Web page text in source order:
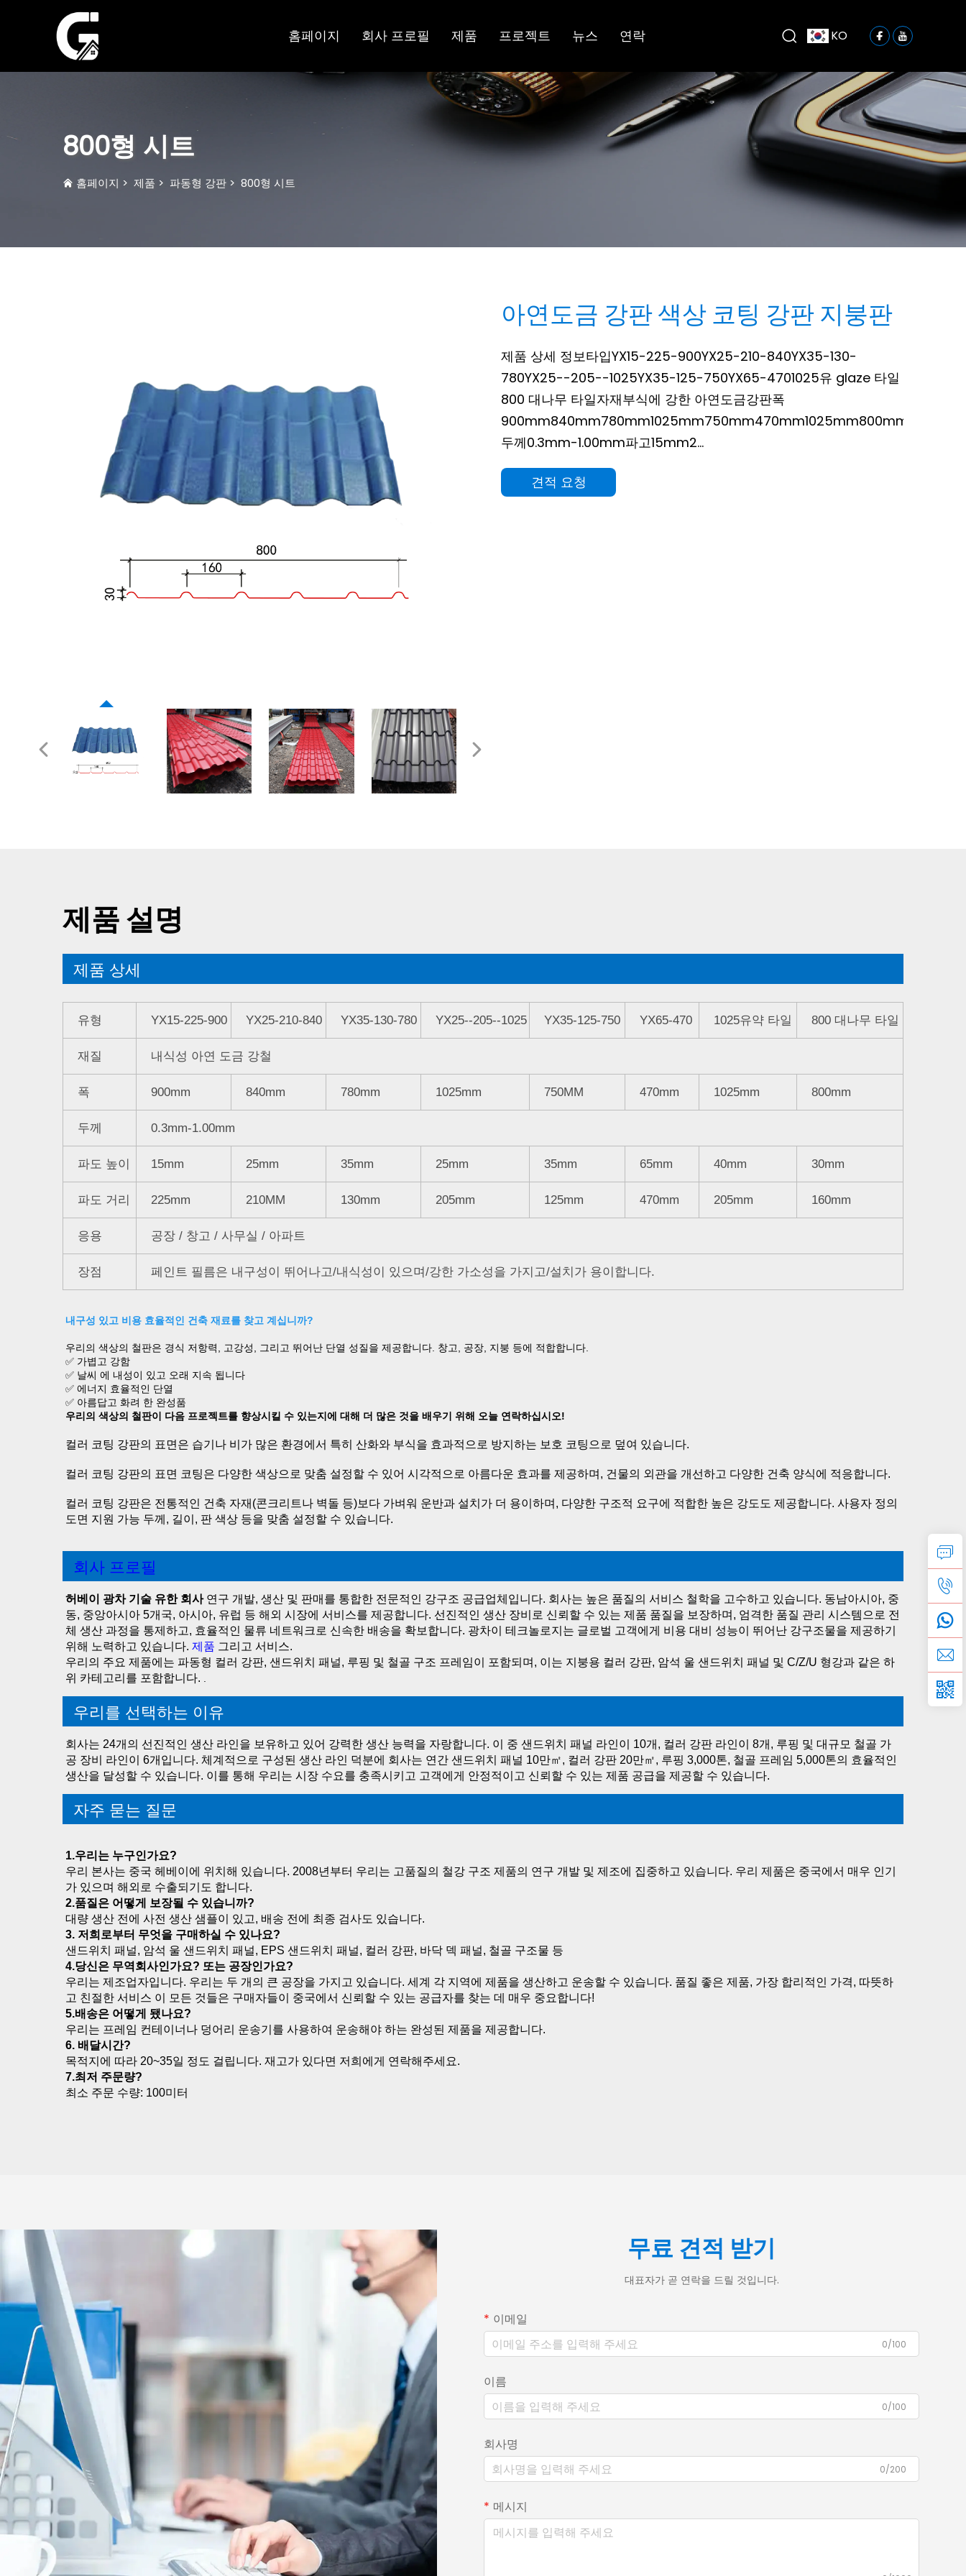
홈페이지 회사 프로필 제품 프로젝트 뉴스 연락 KO
800형 시트
홈페이지 > 제품 > 파동형 강판 > 800형 시트
아연도금 강판 색상 코팅 강판 지붕판
제품 상세 정보타입YX15-225-900YX25-210-840YX35-130-
780YX25--205--1025YX35-125-750YX65-4701025유 glaze 타일
800 대나무 타일자재부식에 강한 아연도금강판폭
900mm840mm780mm1025mm750mm470mm1025mm800mm
두께0.3mm-1.00mm파고15mm2...
견적 요청
제품 설명
제품 상세
유형 YX15-225-900 YX25-210-840 YX35-130-780 YX25--205--1025 YX35-125-750 YX65-470 1025유약 타일 800 대나무 타일
재질 내식성 아연 도금 강철
폭 900mm 840mm 780mm 1025mm 750MM 470mm 1025mm 800mm
두께 0.3mm-1.00mm
파도 높이 15mm 25mm 35mm 25mm 35mm 65mm 40mm 30mm
파도 거리 225mm 210MM 130mm 205mm 125mm 470mm 205mm 160mm
응용 공장 / 창고 / 사무실 / 아파트
장점 페인트 필름은 내구성이 뛰어나고/내식성이 있으며/강한 가소성을 가지고/설치가 용이합니다.
내구성 있고 비용 효율적인 건축 재료를 찾고 계십니까?
우리의 색상의 철판은 경식 저항력, 고강성, 그리고 뛰어난 단열 성질을 제공합니다. 창고, 공장, 지붕 등에 적합합니다.
✅ 가볍고 강함
✅ 날씨 에 내성이 있고 오래 지속 됩니다
✅ 에너지 효율적인 단열
✅ 아름답고 화려 한 완성품
우리의 색상의 철판이 다음 프로젝트를 향상시킬 수 있는지에 대해 더 많은 것을 배우기 위해 오늘 연락하십시오!
컬러 코팅 강판의 표면은 습기나 비가 많은 환경에서 특히 산화와 부식을 효과적으로 방지하는 보호 코팅으로 덮여 있습니다.
컬러 코팅 강판의 표면 코팅은 다양한 색상으로 맞춤 설정할 수 있어 시각적으로 아름다운 효과를 제공하며, 건물의 외관을 개선하고 다양한 건축 양식에 적응합니다.
컬러 코팅 강판은 전통적인 건축 자재(콘크리트나 벽돌 등)보다 가벼워 운반과 설치가 더 용이하며, 다양한 구조적 요구에 적합한 높은 강도도 제공합니다. 사용자 정의
도면 지원 가능 두께, 길이, 판 색상 등을 맞춤 설정할 수 있습니다.
회사 프로필
허베이 광차 기술 유한 회사 연구 개발, 생산 및 판매를 통합한 전문적인 강구조 공급업체입니다. 회사는 높은 품질의 서비스 철학을 고수하고 있습니다. 동남아시아, 중
동, 중앙아시아 5개국, 아시아, 유럽 등 해외 시장에 서비스를 제공합니다. 선진적인 생산 장비로 신뢰할 수 있는 제품 품질을 보장하며, 엄격한 품질 관리 시스템으로 전
체 생산 과정을 통제하고, 효율적인 물류 네트워크로 신속한 배송을 확보합니다. 광차이 테크놀로지는 글로벌 고객에게 비용 대비 성능이 뛰어난 강구조물을 제공하기
위해 노력하고 있습니다. 제품 그리고 서비스.
우리의 주요 제품에는 파동형 컬러 강판, 샌드위치 패널, 루핑 및 철골 구조 프레임이 포함되며, 이는 지붕용 컬러 강판, 암석 울 샌드위치 패널 및 C/Z/U 형강과 같은 하
위 카테고리를 포함합니다.
우리를 선택하는 이유
회사는 24개의 선진적인 생산 라인을 보유하고 있어 강력한 생산 능력을 자랑합니다. 이 중 샌드위치 패널 라인이 10개, 컬러 강판 라인이 8개, 루핑 및 대규모 철골 가
공 장비 라인이 6개입니다. 체계적으로 구성된 생산 라인 덕분에 회사는 연간 샌드위치 패널 10만㎡, 컬러 강판 20만㎡, 루핑 3,000톤, 철골 프레임 5,000톤의 효율적인
생산을 달성할 수 있습니다. 이를 통해 우리는 시장 수요를 충족시키고 고객에게 안정적이고 신뢰할 수 있는 제품 공급을 제공할 수 있습니다.
자주 묻는 질문
1.우리는 누구인가요?
우리 본사는 중국 헤베이에 위치해 있습니다. 2008년부터 우리는 고품질의 철강 구조 제품의 연구 개발 및 제조에 집중하고 있습니다. 우리 제품은 중국에서 매우 인기
가 있으며 해외로 수출되기도 합니다.
2.품질은 어떻게 보장될 수 있습니까?
대량 생산 전에 사전 생산 샘플이 있고, 배송 전에 최종 검사도 있습니다.
3. 저희로부터 무엇을 구매하실 수 있나요?
샌드위치 패널, 암석 울 샌드위치 패널, EPS 샌드위치 패널, 컬러 강판, 바닥 덱 패널, 철골 구조물 등
4.당신은 무역회사인가요? 또는 공장인가요?
우리는 제조업자입니다. 우리는 두 개의 큰 공장을 가지고 있습니다. 세계 각 지역에 제품을 생산하고 운송할 수 있습니다. 품질 좋은 제품, 가장 합리적인 가격, 따뜻하
고 친절한 서비스 이 모든 것들은 구매자들이 중국에서 신뢰할 수 있는 공급자를 찾는 데 매우 중요합니다!
5.배송은 어떻게 됐나요?
우리는 프레임 컨테이너나 덩어리 운송기를 사용하여 운송해야 하는 완성된 제품을 제공합니다.
6. 배달시간?
목적지에 따라 20~35일 정도 걸립니다. 재고가 있다면 저희에게 연락해주세요.
7.최저 주문량?
최소 주문 수량: 100미터
무료 견적 받기
대표자가 곧 연락을 드릴 것입니다.
이메일
0/100
이름
0/100
회사명
0/200
메시지